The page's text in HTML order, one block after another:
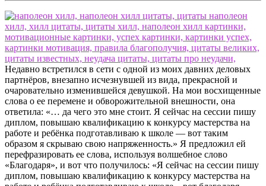
Недавно встретился в сети с одной из моих давних деловых
партнёров, внезапно исчезнувшей из вида, прекрасной и
очаровательно изменившейся девушкой. На мои восхищенные
слова о ее перемене и обворожительной внешности, она
ответила: «… да чего это мне стоит. Я сейчас на сессии пишу
диплом, повышаю квалификацию к конкурсу мастерства на
работе и ребёнка подготавливаю к школе — вот таким
образом я скрываю свою напряженность.» Я предложил ей
перефразировать ее слова, используя волшебное слово
«Благодаря», и вот что получилось: «Я сейчас на сессии пишу
диплом, повышаю квалификацию к конкурсу мастерства на